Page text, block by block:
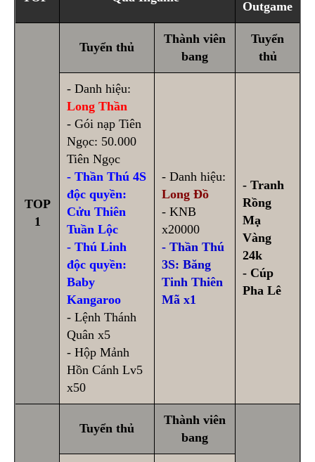
Outgame
TOP
1
Tuyển thủ
Thành viên
bang
Tuyển
thủ
- Danh hiệu:
Long Thần
- Gói nạp Tiên
Ngọc: 50.000
Tiên Ngọc
- Thần Thú 4S
độc quyền:
Cửu Thiên
Tuần Lộc
- Thú Linh
độc quyền:
Baby
Kangaroo
- Lệnh Thánh
Quân x5
- Hộp Mảnh
Hồn Cánh Lv5
x50
- Danh hiệu:
Long Đồ
- KNB
x20000
- Thần Thú
3S: Băng
Tinh Thiên
Mã x1
- Tranh
Rồng
Mạ
Vàng
24k
- Cúp
Pha Lê
Tuyển thủ
Thành viên
bang